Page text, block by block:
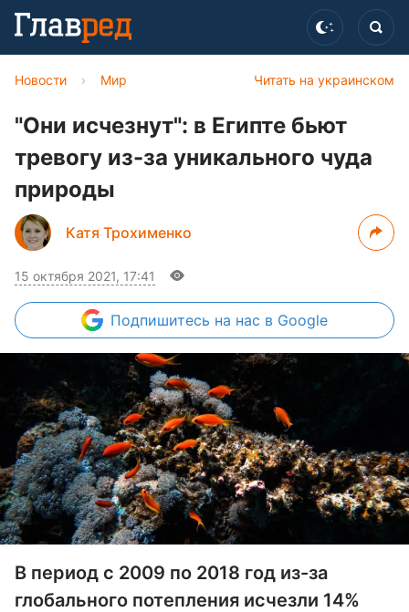
Читать на украинском
Новости › Мир
"Они исчезнут": в Египте бьют
тревогу из-за уникального чуда
природы
Катя Трохименко
15 октября 2021, 17:41
Подпишитесь на нас в Google
В период с 2009 по 2018 год из-за
глобального потепления исчезли 14%